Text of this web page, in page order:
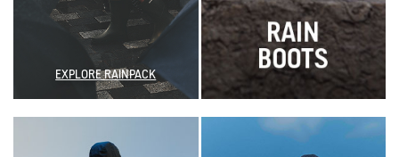
EXPLORE RAINPACK